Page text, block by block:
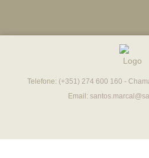
Telefone: (+351) 274 600 160 -
Email: